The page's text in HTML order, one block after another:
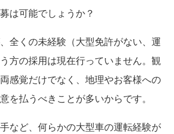
可能でしょうか？
全くの未経験（大型免許がない、運
方の採用は現在行っていません。観
感覚だけでなく、地理やお客様への
を払うべきことが多いからです。
など、何らかの大型車の運転経験が